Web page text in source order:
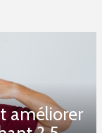
améliorer